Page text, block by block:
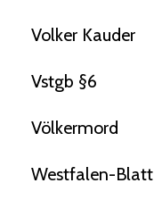
Volker Kauder
Vstgb §6
Völkermord
Westfalen-Blatt